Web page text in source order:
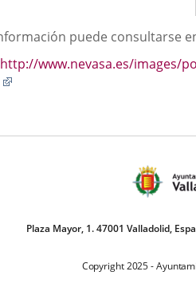
puede consultarse
http://www.nevasa.es/images/
aplicación
Plaza Mayor, 1. 47001 Valladolid,
Copyright 2025 -